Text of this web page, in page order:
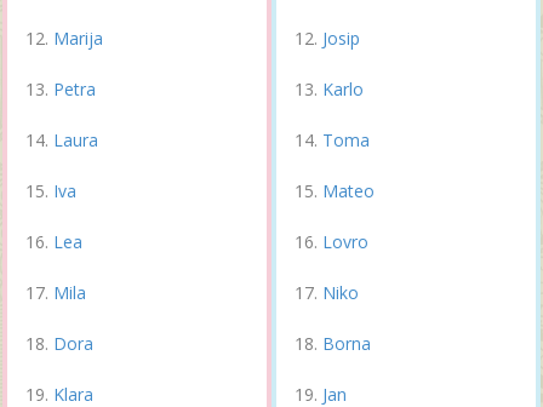
Marija
Petra
Laura
Iva
Lea
Mila
Dora
Klara
Josip
Karlo
Toma
Mateo
Lovro
Niko
Borna
Jan